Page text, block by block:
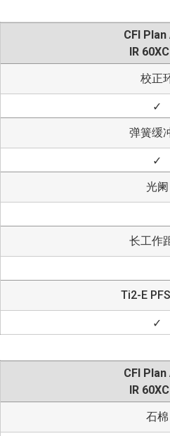
CFI Plan
IR
校正
✓
弹簧缓
✓
光阑
长工作
Ti2-E
✓
CFI Plan
IR
石棉